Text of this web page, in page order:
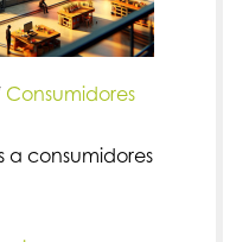
Consumidores
consumidores